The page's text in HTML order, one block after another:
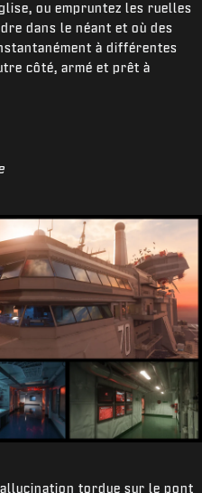
ou empruntez les ruelles
dans le néant et où des
à différentes
côté, armé et prêt à
tordue sur le pont